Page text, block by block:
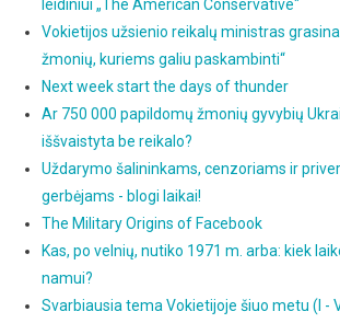
leidiniui „The American Conservative"
Vokietijos užsienio reikalų ministras grasina
žmonių, kuriems galiu paskambinti“
Next week start the days of thunder
Ar 750 000 papildomų žmonių gyvybių
iššvaistyta be reikalo?
Uždarymo šalininkams, cenzoriams ir
gerbėjams - blogi laikai!
The Military Origins of Facebook
Kas, po velnių, nutiko 1971 m. arba: kiek
namui?
Svarbiausia tema Vokietijoje šiuo metu (I -